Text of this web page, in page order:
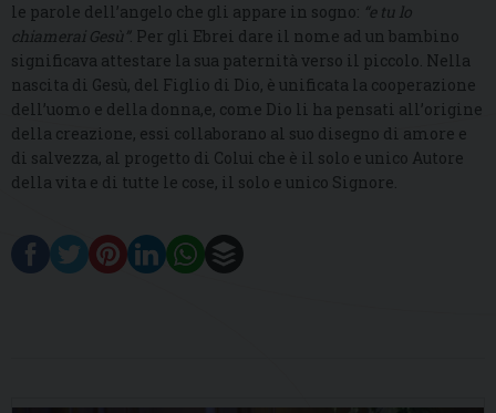
le parole dell’angelo che gli appare in sogno: “e tu lo
chiamerai Gesù”. Per gli Ebrei dare il nome ad un bambino
significava attestare la sua paternità verso il piccolo. Nella
nascita di Gesù, del Figlio di Dio, è unificata la cooperazione
dell’uomo e della donna,e, come Dio li ha pensati all’origine
della creazione, essi collaborano al suo disegno di amore e
di salvezza, al progetto di Colui che è il solo e unico Autore
della vita e di tutte le cose, il solo e unico Signore.